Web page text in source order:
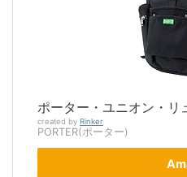
ポーター・ユニオン・リ
created by Rinker
PORTER(ポーター)